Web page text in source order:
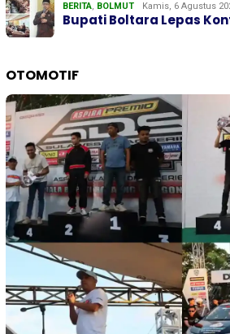
BERITA, BOLMUT Kamis, 6 Agustus
Bupati Boltara Lepas
OTOMOTIF